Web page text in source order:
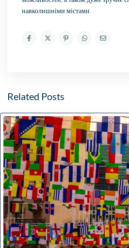
навколишніми містами.
Related Posts